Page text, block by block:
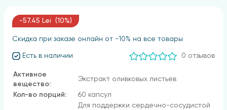
-57.45 Lei (10%)
Скидка при заказе онлайн от -10% на все товары
Есть в наличии 0 отзывов
Активное
вещество:
Экстракт оливковых листьев
Кол-во порций: 60 капсул
Для поддержки сердечно-сосудистой